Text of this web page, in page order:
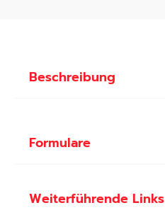
Beschreibung
Formulare
Weiterführende Links